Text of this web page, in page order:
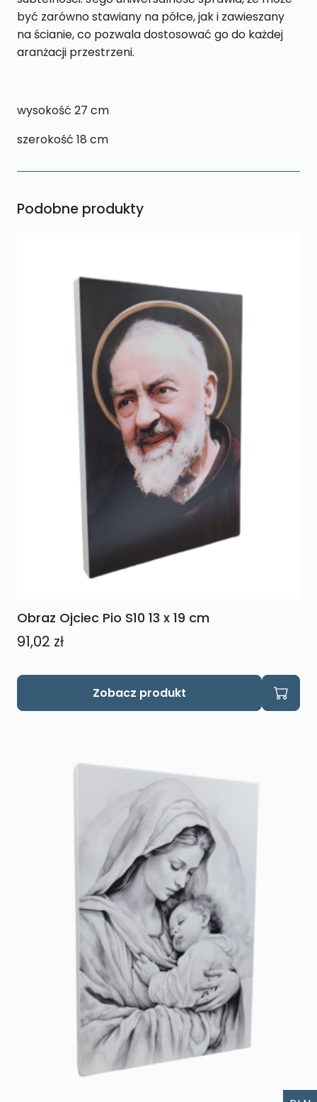
być zarówno stawiany na półce, jak i zawieszany
na ścianie, co pozwala dostosować go do każdej
aranżacji przestrzeni.
wysokość 27 cm
szerokość 18 cm
Podobne produkty
Obraz Ojciec Pio S10 13 x 19 cm
91,02 zł
Zobacz produkt